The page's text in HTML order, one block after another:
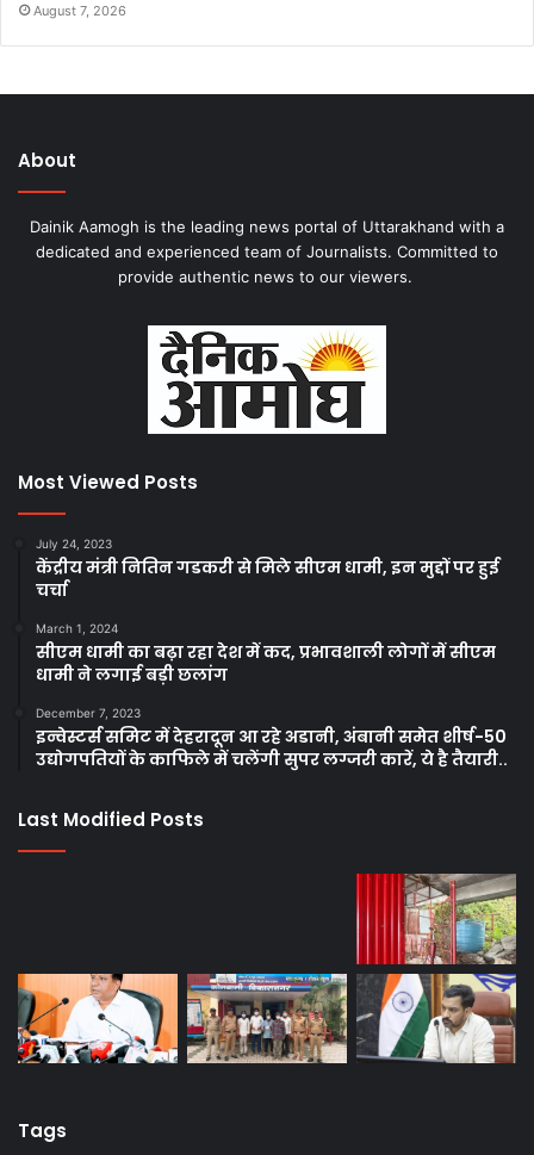
August 7, 2026
About
Dainik Aamogh is the leading news portal of Uttarakhand with a
dedicated and experienced team of Journalists. Committed to
provide authentic news to our viewers.
Most Viewed Posts
July 24, 2023
केंद्रीय मंत्री नितिन गडकरी से मिले सीएम धामी, इन मुद्दों पर हुई
चर्चा
March 1, 2024
सीएम धामी का बढ़ा रहा देश में कद, प्रभावशाली लोगों में सीएम
धामी ने लगाई बड़ी छलांग
December 7, 2023
इन्वेस्टर्स समिट में देहरादून आ रहे अडानी, अंबानी समेत शीर्ष-50
उद्योगपतियों के काफिले में चलेंगी सुपर लग्जरी कारें, ये है तैयारी..
Last Modified Posts
Tags